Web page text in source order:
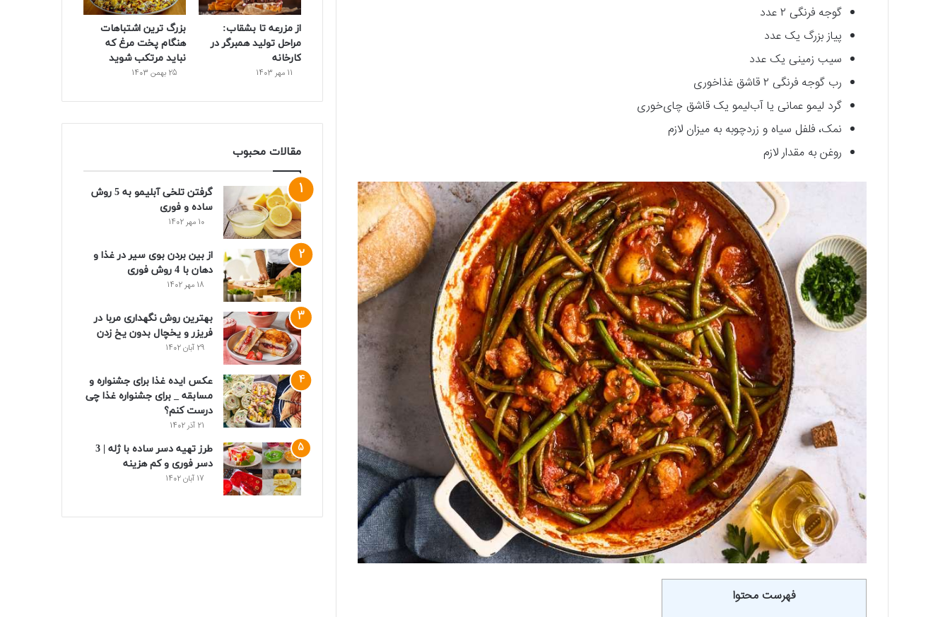
گوجه فرنگی ۲ عدد
پیاز بزرگ یک عدد
سیب زمینی یک عدد
رب گوجه فرنگی ۲ قاشق غذاخوری
گرد لیمو عمانی یا آب‌لیمو یک قاشق چای‌خوری
نمک، فلفل سیاه و زردچوبه به میزان لازم
روغن به مقدار لازم
فهرست محتوا
از مزرعه تا بشقاب:
مراحل تولید همبرگر در
کارخانه
11 مهر 1403
بزرگ ترین اشتباهات
هنگام پخت مرغ که
نباید مرتکب شوید
25 بهمن 1403
مقالات محبوب
گرفتن تلخی آبلیمو به 5 روش
ساده و فوری
10 مهر 1402
از بین بردن بوی سیر در غذا و
دهان با 4 روش فوری
18 مهر 1402
بهترین روش نگهداری مربا در
فریزر و یخچال بدون یخ زدن
29 آبان 1402
عکس ایده غذا برای جشنواره و
مسابقه _ برای جشنواره غذا چی
درست کنم؟
21 آذر 1402
طرز تهیه دسر ساده با ژله | 3
دسر فوری و کم هزینه
17 آبان 1402